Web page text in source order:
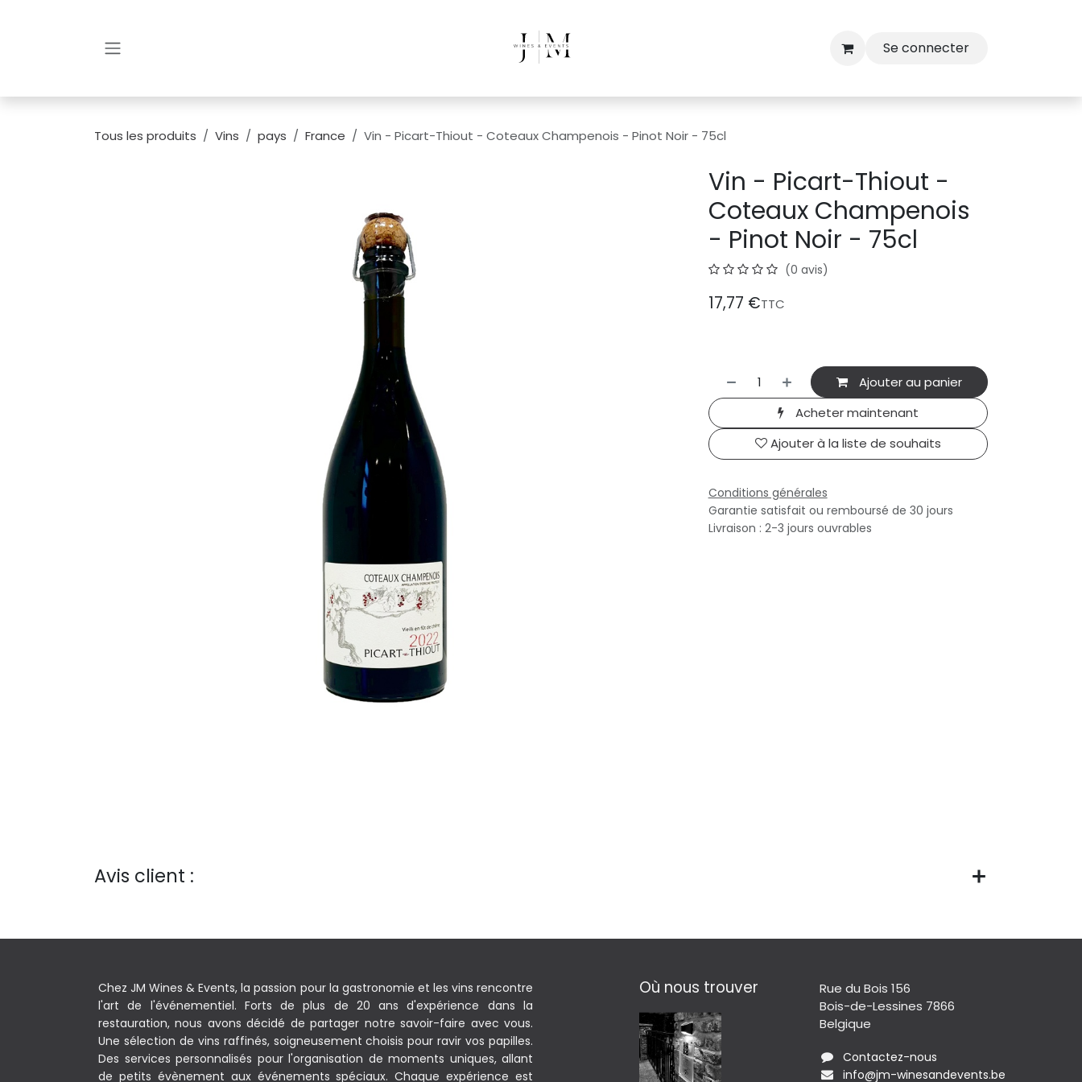
Se connecter
Tous les produits Vins pays France Vin - Picart-Thiout - Coteaux Champenois - Pinot Noir - 75cl
Vin - Picart-Thiout -
Coteaux Champenois
- Pinot Noir - 75cl
(0 avis)
17,77 €TTC
Ajouter au panier
Acheter maintenant
Ajouter à la liste de souhaits
Conditions générales
Garantie satisfait ou remboursé de 30 jours
Livraison : 2-3 jours ouvrables
Avis client :
Rue du Bois 156
Bois-de-Lessines 7866
Belgique
Contactez-nous
info@jm-winesandevents.be
Où nous trouver
Chez JM Wines & Events, la passion pour la gastronomie et les vins rencontre
l'art de l'événementiel. Forts de plus de 20 ans d'expérience dans la
restauration, nous avons décidé de partager notre savoir-faire avec vous.
Une sélection de vins raffinés, soigneusement choisis pour ravir vos papilles.
Des services personnalisés pour l'organisation de moments uniques, allant
de petits évènement aux événements spéciaux. Chaque expérience est